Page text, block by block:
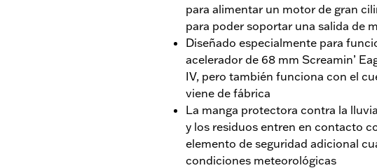
para alimentar un motor de gran
para poder soportar una salida de
Diseñado especialmente para
acelerador de 68 mm Screamin’
IV, pero también funciona con el
viene de fábrica
La manga protectora contra la
y los residuos entren en contacto
elemento de seguridad adicional
condiciones meteorológicas